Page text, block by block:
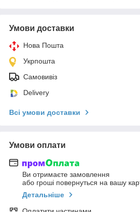
Умови доставки
Нова Пошта
Укрпошта
Самовивіз
Delivery
Всі умови доставки
Умови оплати
Ви отримаєте замовлення
або гроші повернуться на вашу
Детальніше